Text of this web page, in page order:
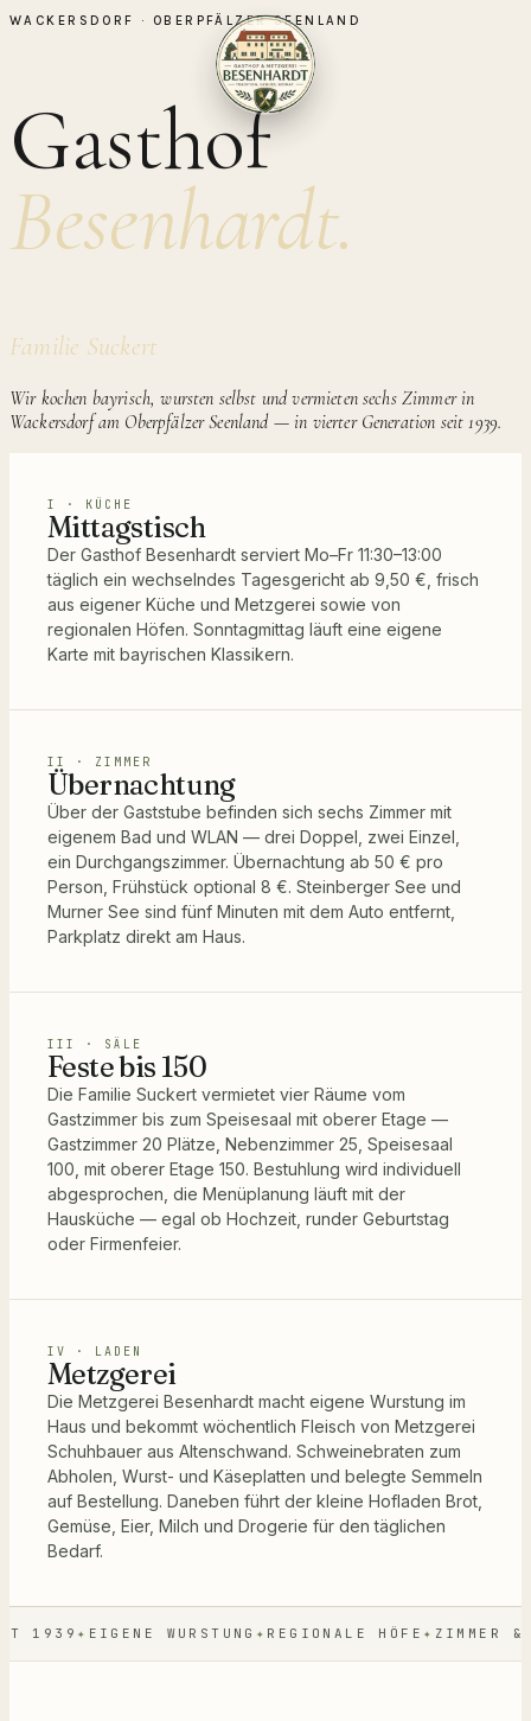
WACKERSDORF · OBERPFÄLZER SEENLAND
Gasthof
Besenhardt.
Familie Suckert
Wir kochen bayrisch, wursten selbst und vermieten sechs Zimmer in
Wackersdorf am Oberpfälzer Seenland — in vierter Generation seit 1939.
I · KÜCHE
Mittagstisch
Der Gasthof Besenhardt serviert Mo–Fr 11:30–13:00
täglich ein wechselndes Tagesgericht ab 9,50 €, frisch
aus eigener Küche und Metzgerei sowie von
regionalen Höfen. Sonntagmittag läuft eine eigene
Karte mit bayrischen Klassikern.
II · ZIMMER
Übernachtung
Über der Gaststube befinden sich sechs Zimmer mit
eigenem Bad und WLAN — drei Doppel, zwei Einzel,
ein Durchgangszimmer. Übernachtung ab 50 € pro
Person, Frühstück optional 8 €. Steinberger See und
Murner See sind fünf Minuten mit dem Auto entfernt,
Parkplatz direkt am Haus.
III · SÄLE
Feste bis 150
Die Familie Suckert vermietet vier Räume vom
Gastzimmer bis zum Speisesaal mit oberer Etage —
Gastzimmer 20 Plätze, Nebenzimmer 25, Speisesaal
100, mit oberer Etage 150. Bestuhlung wird individuell
abgesprochen, die Menüplanung läuft mit der
Hausküche — egal ob Hochzeit, runder Geburtstag
oder Firmenfeier.
IV · LADEN
Metzgerei
Die Metzgerei Besenhardt macht eigene Wurstung im
Haus und bekommt wöchentlich Fleisch von Metzgerei
Schuhbauer aus Altenschwand. Schweinebraten zum
Abholen, Wurst- und Käseplatten und belegte Semmeln
auf Bestellung. Daneben führt der kleine Hofladen Brot,
Gemüse, Eier, Milch und Drogerie für den täglichen
Bedarf.
1939 EIGENE WURSTUNG REGIONALE HÖFE ZIMMER &